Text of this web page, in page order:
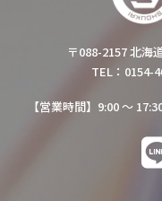
〒088-2157 北海
TEL：0154-
【営業時間】9:00 ～